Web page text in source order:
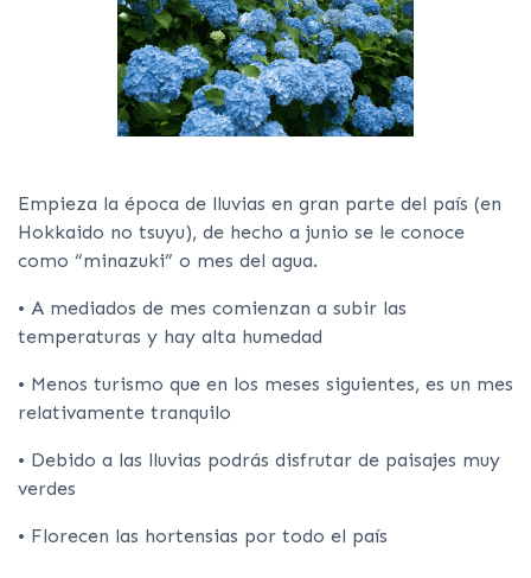
Empieza la época de lluvias en gran parte del país (en
Hokkaido no tsuyu), de hecho a junio se le conoce
como “minazuki” o mes del agua.
• A mediados de mes comienzan a subir las
temperaturas y hay alta humedad
• Menos turismo que en los meses siguientes, es un mes
relativamente tranquilo
• Debido a las lluvias podrás disfrutar de paisajes muy
verdes
• Florecen las hortensias por todo el país